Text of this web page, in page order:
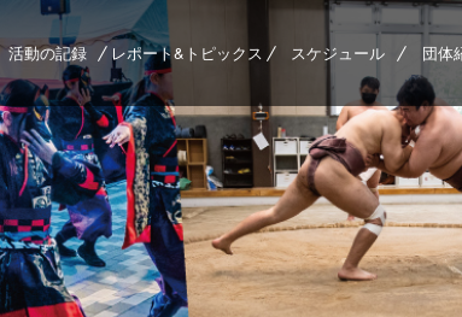
活動の記録 レポート&トピックス スケジュール 団体